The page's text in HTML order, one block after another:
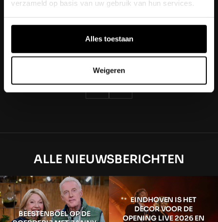
verzameld op basis van uw gebruik van hun services.
Alles toestaan
Weigeren
FREEK’S SATURDAY NIGHT
SAFARI
BEKIJK DE PRODUCTIE
ALLE NIEUWSBERICHTEN
BEESTENBOEL OP DE
EINDHOVEN IS HET
DECOR VOOR DE
OPENING LIVE 2026 EN